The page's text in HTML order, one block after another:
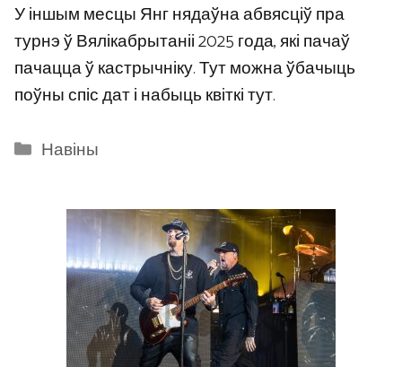
У іншым месцы Янг нядаўна абвясціў пра
турнэ ў Вялікабрытаніі 2025 года, які пачаў
пачацца ў кастрычніку. Тут можна ўбачыць
поўны спіс дат і набыць квіткі тут.
Categories
Навіны